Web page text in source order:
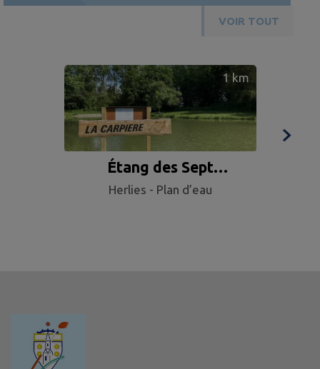
VOIR TOUT
1 km
Étang des Sept
Fontaines
Herlies - Plan d’eau